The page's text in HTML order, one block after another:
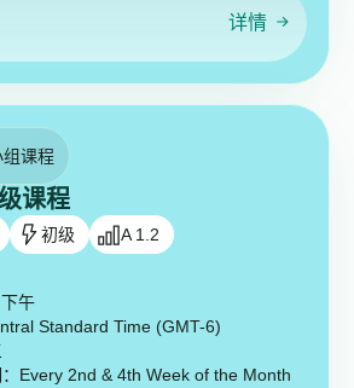
详情
组课程
课程
初级 A 1.2
午
Standard Time (GMT-6)
Every 2nd & 4th Week of the Month